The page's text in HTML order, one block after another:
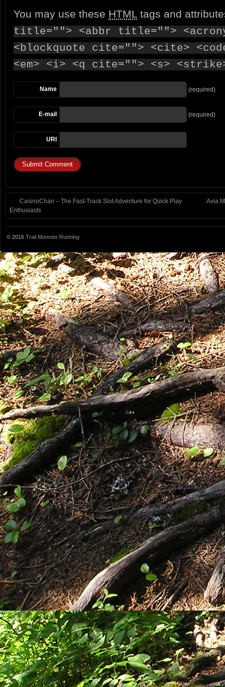
You may use these HTML tags and
title=""> <abbr title="">
<blockquote cite=""> <cite>
<em> <i> <q cite=""> <s>
Name (required)
E-mail (required)
URI
CasinoChan – The Fast‑Track Slot Adventure for Quick Play
Enthusiasts
Avia
© 2016 Trail Monster Running